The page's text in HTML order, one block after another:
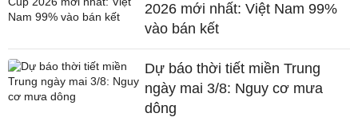
2026 mới nhất: Việt Nam 99%
vào bán kết
Dự báo thời tiết miền Trung
ngày mai 3/8: Nguy cơ mưa
dông